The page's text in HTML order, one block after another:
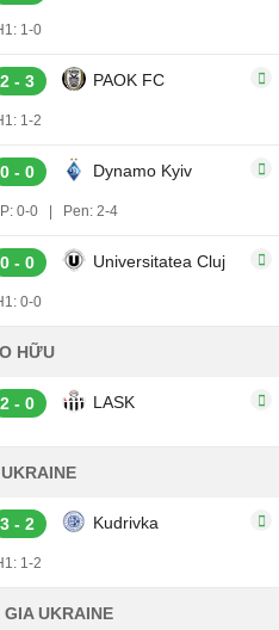
1-0
2 - 3 PAOK FC
1-2
0 - 0 Dynamo Kyiv
0-0 Pen: 2-4
0 - 0 Universitatea Cluj
0-0
HỮU
2 - 0 LASK
3 - 2 Kudrivka
1-2
GIA UKRAINE